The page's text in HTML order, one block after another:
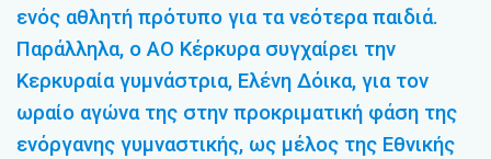
ενός αθλητή πρότυπο για τα νεότερα παιδιά.
Παράλληλα, ο ΑΟ Κέρκυρα συγχαίρει την
Κερκυραία γυμνάστρια, Ελένη Δόικα, για τον
ωραίο αγώνα της στην προκριματική φάση της
ενόργανης γυμναστικής, ως μέλος της Εθνικής